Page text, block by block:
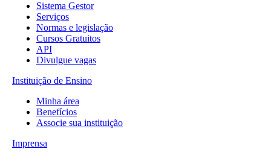
Sistema Gestor
Serviços
Normas e legislação
Cursos Gratuitos
API
Divulgue vagas
Instituição de Ensino
Minha área
Benefícios
Associe sua instituição
Imprensa